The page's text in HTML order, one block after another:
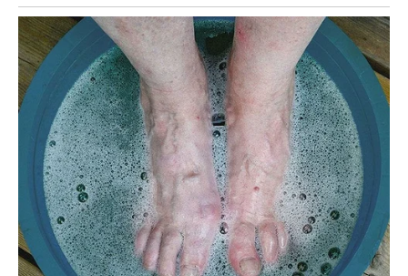
Nedelja ti donosi inspiraciju i osećaj da dolazi nova faza u
životu.
DEVICA
Subota donosi potrebu da nešto razjasniš – bilo u poslu,
bilo u emocijama. Nemoj držati sve u sebi.
U ljubavi – moguće je iznenađenje ili romantičan gest.
Nedelja je idealna za opuštanje i planiranje naredne